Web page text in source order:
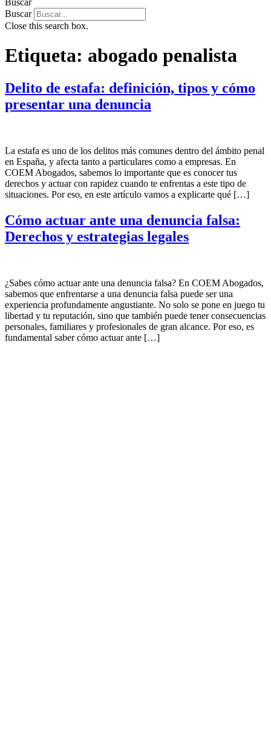
Buscar
Buscar
Close this search box.
Etiqueta: abogado penalista
Delito de estafa: definición, tipos y cómo
presentar una denuncia
La estafa es uno de los delitos más comunes dentro del ámbito penal
en España, y afecta tanto a particulares como a empresas. En
COEM Abogados, sabemos lo importante que es conocer tus
derechos y actuar con rapidez cuando te enfrentas a este tipo de
situaciones. Por eso, en este artículo vamos a explicarte qué […]
Cómo actuar ante una denuncia falsa:
Derechos y estrategias legales
¿Sabes cómo actuar ante una denuncia falsa? En COEM Abogados,
sabemos que enfrentarse a una denuncia falsa puede ser una
experiencia profundamente angustiante. No solo se pone en juego tu
libertad y tu reputación, sino que también puede tener consecuencias
personales, familiares y profesionales de gran alcance. Por eso, es
fundamental saber cómo actuar ante […]